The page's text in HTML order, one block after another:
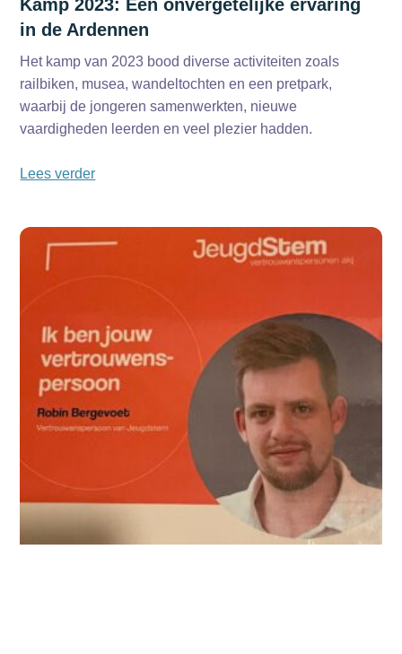
Kamp 2023: Een onvergetelijke ervaring
in de Ardennen
Het kamp van 2023 bood diverse activiteiten zoals
railbiken, musea, wandeltochten en een pretpark,
waarbij de jongeren samenwerkten, nieuwe
vaardigheden leerden en veel plezier hadden.
Lees verder